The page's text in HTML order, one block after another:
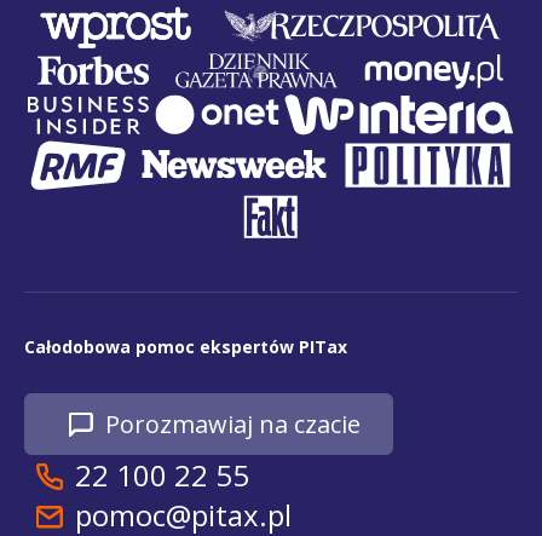
Całodobowa pomoc ekspertów PITax
Porozmawiaj na czacie
22 100 22 55
pomoc@pitax.pl